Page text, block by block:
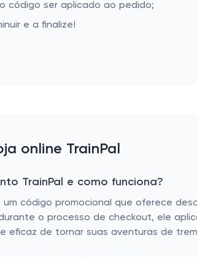
código ser aplicado ao pedido;
e a finalize!
online TrainPal
TrainPal e como funciona?
um código promocional que oferece
o processo de checkout, ele
eficaz de tornar suas aventuras de